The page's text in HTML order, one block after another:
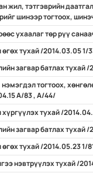
жил, тэтгэврийн
шинээр тогтоох,
ухаалаг төр рүү
өгөх тухай /2014.03.05 1/
загвар батлах тухай
тогтоох,
А/83 , А/44/
хүргүүлэх тухай /
загвар батлах тухай
өгөх тухай /2014.05.23 1/
нэвтрүүлэх тухай /